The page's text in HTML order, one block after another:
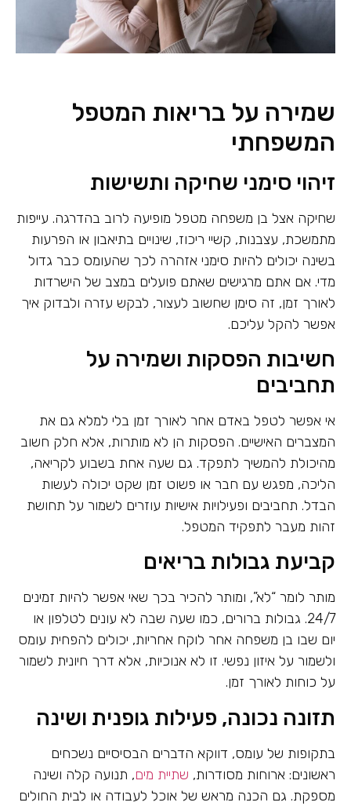
שמירה על בריאות המטפל
המשפחתי
זיהוי סימני שחיקה ותשישות
שחיקה אצל בן משפחה מטפל מופיעה לרוב בהדרגה. עייפות
מתמשכת, עצבנות, קשיי ריכוז, שינויים בתיאבון או הפרעות
בשינה יכולים להיות סימני אזהרה לכך שהעומס כבר גדול
מדי. אם אתם מרגישים שאתם פועלים במצב של הישרדות
לאורך זמן, זה סימן שחשוב לעצור, לבקש עזרה ולבדוק איך
אפשר להקל עליכם.
חשיבות הפסקות ושמירה על
תחביבים
אי אפשר לטפל באדם אחר לאורך זמן בלי למלא גם את
המצברים האישיים. הפסקות הן לא מותרות, אלא חלק חשוב
מהיכולת להמשיך לתפקד. גם שעה אחת בשבוע לקריאה,
הליכה, מפגש עם חבר או פשוט זמן שקט יכולה לעשות
הבדל. תחביבים ופעילויות אישיות עוזרים לשמור על תחושת
זהות מעבר לתפקיד המטפל.
קביעת גבולות בריאים
מותר לומר “לא”, ומותר להכיר בכך שאי אפשר להיות זמינים
24/7. גבולות ברורים, כמו שעה שבה לא עונים לטלפון או
יום שבו בן משפחה אחר לוקח אחריות, יכולים להפחית עומס
ולשמור על איזון נפשי. זו לא אנוכיות, אלא דרך חיונית לשמור
על כוחות לאורך זמן.
תזונה נכונה, פעילות גופנית ושינה
בתקופות של עומס, דווקא הדברים הבסיסיים נשכחים
ראשונים: ארוחות מסודרות, שתיית מים, תנועה קלה ושינה
מספקת. גם הכנה מראש של אוכל לעבודה או לבית החולים